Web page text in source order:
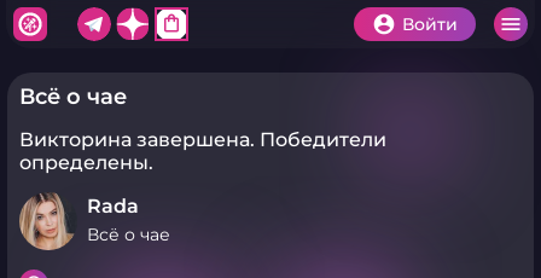
shopping_bag Войти
Всё о чае
Викторина завершена. Победители
определены.
Rada
Всё о чае